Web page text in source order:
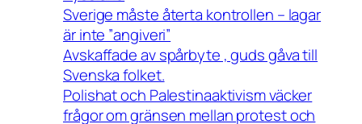
Sverige måste återta kontrollen – lagar
är inte ”angiveri”
Avskaffade av spårbyte , guds gåva till
Svenska folket.
Polishat och Palestinaaktivism väcker
frågor om gränsen mellan protest och